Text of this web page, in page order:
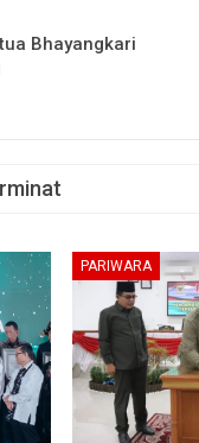
Bhayangkari
PARIWARA